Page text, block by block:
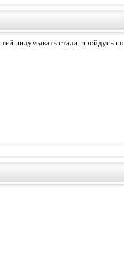
пидумывать стали. пройдусь по